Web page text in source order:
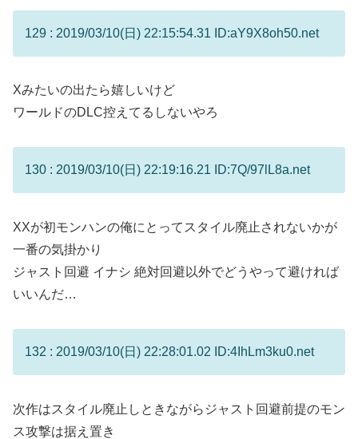
129 : 2019/03/10(日) 22:15:54.31 ID:aY9X8oh50.net
Xみたいの出たら嬉しいけど
ワールドのDLC控えてるしないやろ
130 : 2019/03/10(日) 22:19:16.21 ID:7Q/97lL8a.net
XXが初モンハンの俺にとってスタイル廃止されないかが
一番の気掛かり
ジャスト回避 イナシ 絶対回避以外でどうやって避ければ
いいんだ…
132 : 2019/03/10(日) 22:28:01.02 ID:4IhLm3ku0.net
次作はスタイル廃止しときながらジャスト回避前提のモン
ス攻撃は据え置き